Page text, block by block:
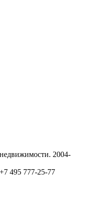
2004-
+7 495 777-25-77